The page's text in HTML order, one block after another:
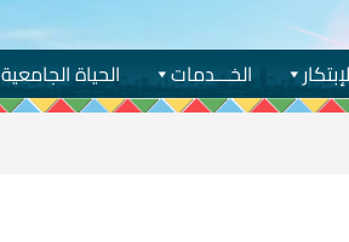
الحياة الجامعية الخـــدمات